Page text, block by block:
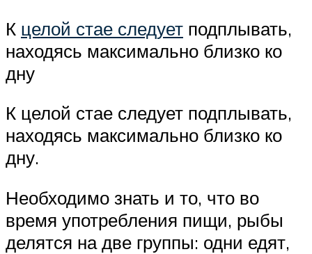
К целой стае следует подплывать,
находясь максимально близко ко
дну
К целой стае следует подплывать,
находясь максимально близко ко
дну.
Необходимо знать и то, что во
время употребления пищи, рыбы
делятся на две группы: одни едят,